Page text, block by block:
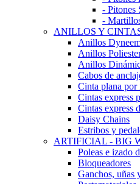
- Pitones
-
ANILLOS Y
Anillos
Anillos
Anillos
Cabos de
Cinta plana por
Cintas express
Cintas express
Daisy Chains
Estribos y
ARTIFICIAL - BIG
Poleas e izado
Bloqueadores
Ganchos, uñas